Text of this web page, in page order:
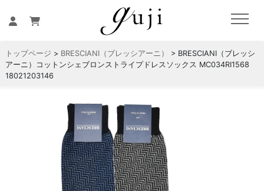
トップページ > BRESCIANI（ブレッシアーニ）
> BRESCIANI（ブレッシ
アーニ）コットンシェブロンストライプドレスソックス MC034RI1568
18021203146